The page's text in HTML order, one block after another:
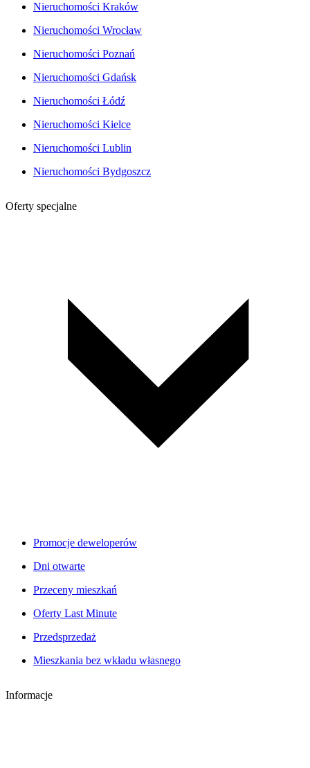
Nieruchomości Kraków
Nieruchomości Wrocław
Nieruchomości Poznań
Nieruchomości Gdańsk
Nieruchomości Łódź
Nieruchomości Kielce
Nieruchomości Lublin
Nieruchomości Bydgoszcz
Oferty specjalne
Promocje deweloperów
Dni otwarte
Przeceny mieszkań
Oferty Last Minute
Przedsprzedaż
Mieszkania bez wkładu własnego
Informacje